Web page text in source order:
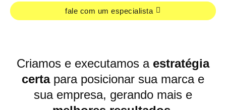
fale com um especialista
Criamos e executamos a estratégia
certapara posicionar sua marca e
sua empresa, gerando mais e